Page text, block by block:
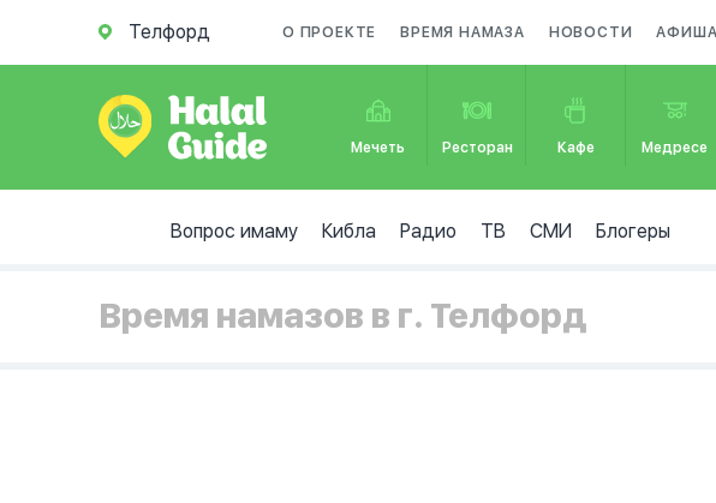
Телфорд О ПРОЕКТЕ ВРЕМЯ НАМАЗА НОВОСТИ АФИША
Мечеть Ресторан Кафе Медресе
Вопрос имаму Кибла Радио ТВ СМИ Блогеры
Время намазов в г. Телфорд